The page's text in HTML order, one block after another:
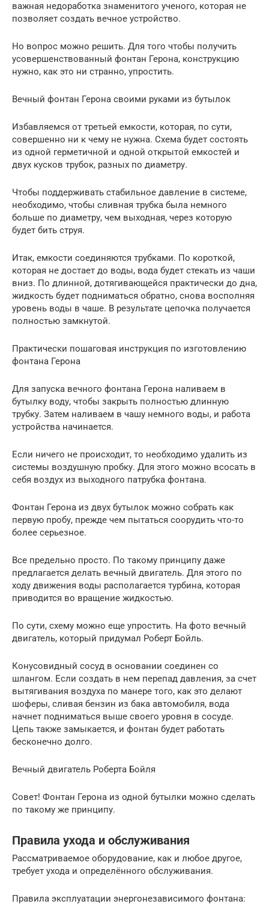
важная недоработка знаменитого ученого, которая не
позволяет создать вечное устройство.
Но вопрос можно решить. Для того чтобы получить
усовершенствованный фонтан Герона, конструкцию
нужно, как это ни странно, упростить.
Вечный фонтан Герона своими руками из бутылок
Избавляемся от третьей емкости, которая, по сути,
совершенно ни к чему не нужна. Схема будет состоять
из одной герметичной и одной открытой емкостей и
двух кусков трубок, разных по диаметру.
Чтобы поддерживать стабильное давление в системе,
необходимо, чтобы сливная трубка была немного
больше по диаметру, чем выходная, через которую
будет бить струя.
Итак, емкости соединяются трубками. По короткой,
которая не достает до воды, вода будет стекать из чаши
вниз. По длинной, дотягивающейся практически до дна,
жидкость будет подниматься обратно, снова восполняя
уровень воды в чаше. В результате цепочка получается
полностью замкнутой.
Практически пошаговая инструкция по изготовлению
фонтана Герона
Для запуска вечного фонтана Герона наливаем в
бутылку воду, чтобы закрыть полностью длинную
трубку. Затем наливаем в чашу немного воды, и работа
устройства начинается.
Если ничего не происходит, то необходимо удалить из
системы воздушную пробку. Для этого можно всосать в
себя воздух из выходного патрубка фонтана.
Фонтан Герона из двух бутылок можно собрать как
первую пробу, прежде чем пытаться соорудить что-то
более серьезное.
Все предельно просто. По такому принципу даже
предлагается делать вечный двигатель. Для этого по
ходу движения воды располагается турбина, которая
приводится во вращение жидкостью.
По сути, схему можно еще упростить. На фото вечный
двигатель, который придумал Роберт Бойль.
Конусовидный сосуд в основании соединен со
шлангом. Если создать в нем перепад давления, за счет
вытягивания воздуха по манере того, как это делают
шоферы, сливая бензин из бака автомобиля, вода
начнет подниматься выше своего уровня в сосуде.
Цепь также замыкается, и фонтан будет работать
бесконечно долго.
Вечный двигатель Роберта Бойля
Совет! Фонтан Герона из одной бутылки можно сделать
по такому же принципу.
Правила ухода и обслуживания
Рассматриваемое оборудование, как и любое другое,
требует ухода и определённого обслуживания.
Правила эксплуатации энергонезависимого фонтана: